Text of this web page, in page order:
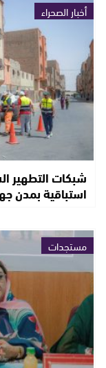
أخبار الصحراء
شبكات التطهير
استباقية بمدن
مستجدات